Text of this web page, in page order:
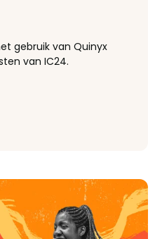
gebruik van Quinyx
van IC24.